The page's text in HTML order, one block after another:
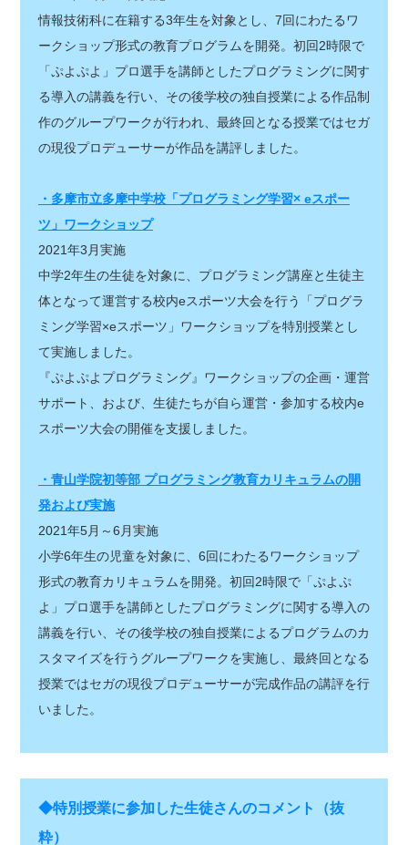
情報技術科に在籍する3年生を対象とし、7回にわたるワ
ークショップ形式の教育プログラムを開発。初回2時限で
「ぷよぷよ」プロ選手を講師としたプログラミングに関す
る導入の講義を行い、その後学校の独自授業による作品制
作のグループワークが行われ、最終回となる授業ではセガ
の現役プロデューサーが作品を講評しました。
・多摩市立多摩中学校「プログラミング学習× eスポー
ツ」ワークショップ
2021年3月実施
中学2年生の生徒を対象に、プログラミング講座と生徒主
体となって運営する校内eスポーツ大会を行う「プログラ
ミング学習×eスポーツ」ワークショップを特別授業とし
て実施しました。
『ぷよぷよプログラミング』ワークショップの企画・運営
サポート、および、生徒たちが自ら運営・参加する校内e
スポーツ大会の開催を支援しました。
・青山学院初等部 プログラミング教育カリキュラムの開
発および実施
2021年5月～6月実施
小学6年生の児童を対象に、6回にわたるワークショップ
形式の教育カリキュラムを開発。初回2時限で「ぷよぷ
よ」プロ選手を講師としたプログラミングに関する導入の
講義を行い、その後学校の独自授業によるプログラムのカ
スタマイズを行うグループワークを実施し、最終回となる
授業ではセガの現役プロデューサーが完成作品の講評を行
いました。
◆特別授業に参加した生徒さんのコメント（抜
粋）